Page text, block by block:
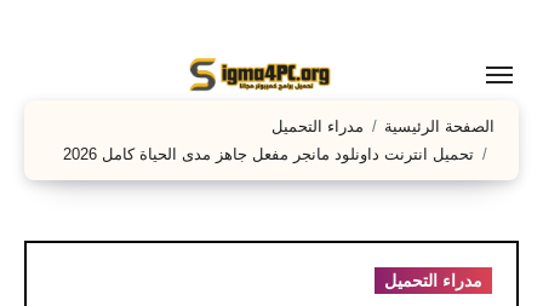
المحتوى
الصفحة الرئيسية
مدراء التحميل
تحميل انترنت داونلود مانجر مفعل جاهز مدى الحياة كامل 2026
مدراء التحميل